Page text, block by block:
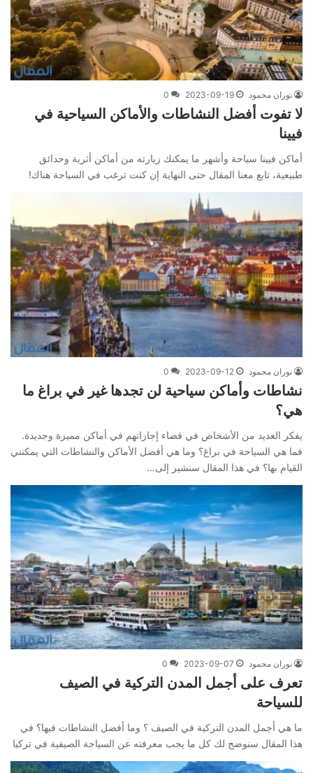
نوران محمود 2023-09-19
0
لا تفوت أفضل النشاطات والأماكن السياحية في
فيينا
أماكن فيينا سياحة وأشهر ما يمكنك زيارته من أماكن أثرية وحدائق
طبيعية، تابع معنا المقال حتى النهاية إن كنت ترغب في السياحة هناك!
نوران محمود 2023-09-12
0
نشاطات وأماكن سياحية لن تجدها غير في براغ ما
هي؟
يفكر العديد من الأشخاص في قضاء إجازاتهم في أماكن مميزة وجديدة.
فما هي السياحة في براغ؟ وما هي أفضل الأماكن والنشاطات التي يمكنني
القيام بها؟ في هذا المقال سنشير إلى…
نوران محمود 2023-09-07
0
تعرف على أجمل المدن التركية في الصيف
للسياحة
ما هي أجمل المدن التركية في الصيف ؟ وما أفضل النشاطات فيها؟ في
هذا المقال سنوضح لك كل ما يجب معرفته عن السياحة الصيفية في تركيا